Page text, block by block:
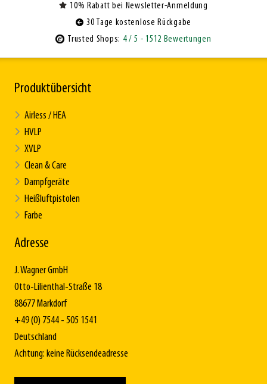
10% Rabatt bei Newsletter-Anmeldung
30 Tage kostenlose Rückgabe
Trusted Shops: 4/ 5 - 1512 Bewertungen
Produktübersicht
Airless / HEA
HVLP
XVLP
Clean & Care
Dampfgeräte
Heißluftpistolen
Farbe
Adresse
J. Wagner GmbH
Otto-Lilienthal-Straße 18
88677 Markdorf
+49 (0) 7544 - 505 1541
Deutschland
Achtung: keine Rücksendeadresse